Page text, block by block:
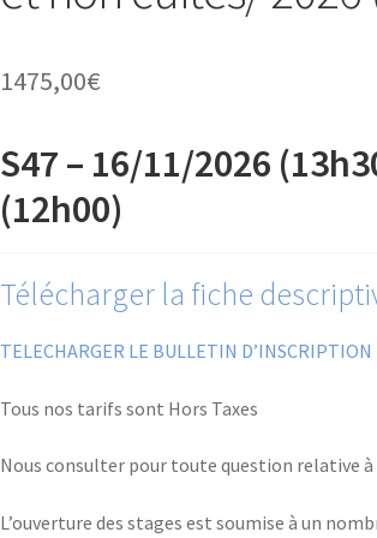
1475,00€
S47 – 16/11/2026
(12h00)
Télécharger la fiche
TELECHARGER LE BULLETIN D’INSCRIPTION
Tous nos tarifs sont Hors Taxes
Nous consulter pour toute question relative à
L’ouverture des stages est soumise à un